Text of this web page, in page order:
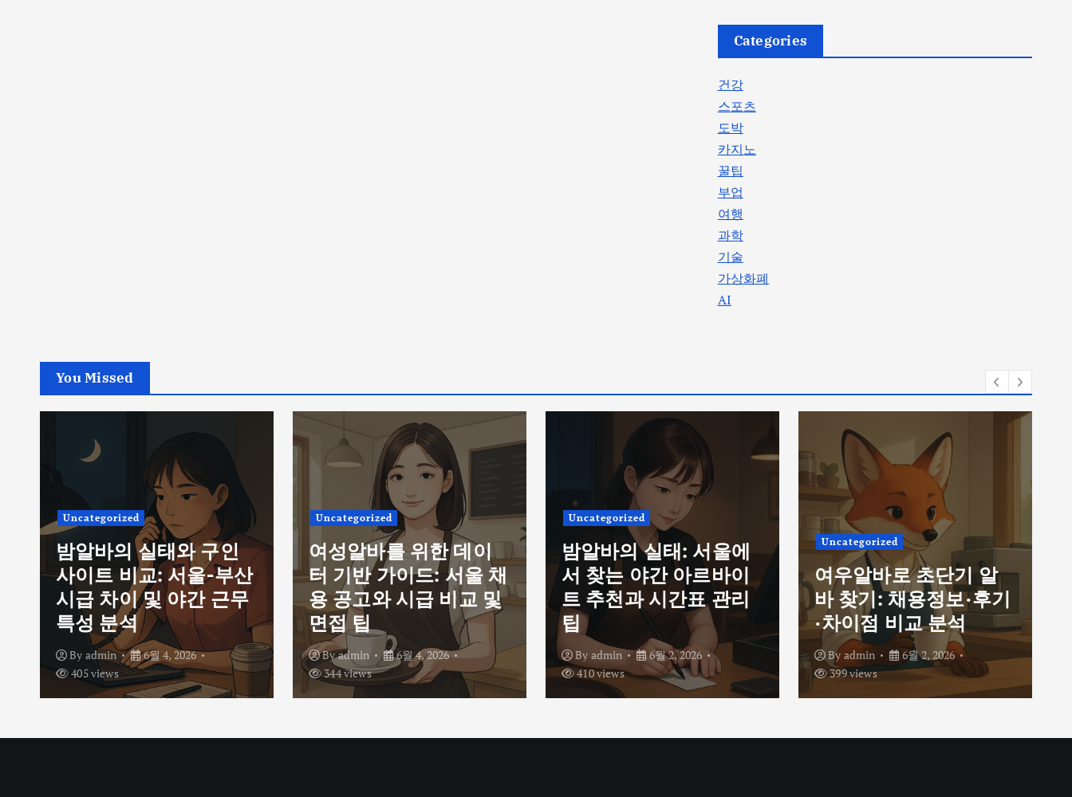
Categories
건강
스포츠
도박
카지노
꿀팁
부업
여행
과학
기술
가상화폐
AI
You Missed
Uncategorized
밤알바의 실태와 구인
사이트 비교: 서울-부산
시급 차이 및 야간 근무
특성 분석
By admin
6월 4, 2026
405 views
Uncategorized
여성알바를 위한 데이
터 기반 가이드: 서울 채
용 공고와 시급 비교 및
면접 팁
Byadmin
6월 4, 2026
344 views
Uncategorized
밤알바의 실태: 서울에
서 찾는 야간 아르바이
트 추천과 시간표 관리
팁
By admin
6월 2, 2026
410 views
Uncategorized
여우알바로 초단기 알
바 찾기: 채용정보·후기
·차이점 비교 분석
By admin
6월 2, 2026
399 views